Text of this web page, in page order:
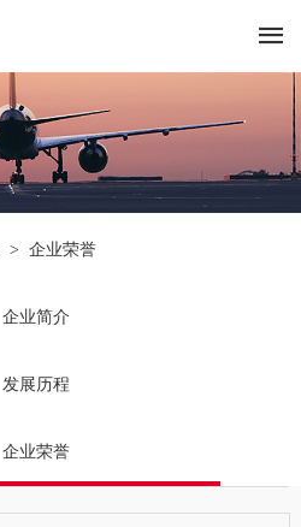

> 企业荣誉
企业简介
发展历程
企业荣誉